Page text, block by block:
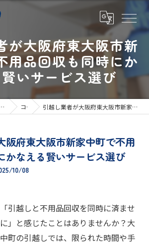
が大阪府東大阪市新
用品回収も同時にか
いサービス選び
【公式】大阪府東大阪市の引越しならハヤノ運送 コラム 引越し業者が大阪府東大阪市新家中町で不用品回収も同時にかなえる賢いサービス選び
阪府東大阪市新家中町で不用
かなえる賢いサービス選び
10/08
引越しと不用品回収を同時に済ませ
」と感じたことはありませんか？大
町の引越しでは、限られた時間や手